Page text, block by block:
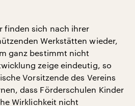
finden sich nach ihrer
Werkstätten wieder,
ganz bestimmt nicht
zeige eindeutig, so
Vorsitzende des Vereins
dass Förderschulen Kinder
Wirklichkeit nicht